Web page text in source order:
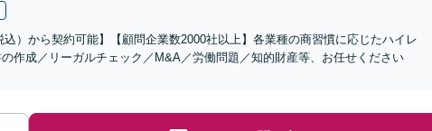
込）から契約可能】【顧問企業数2000社以上】各業種の商習慣に応じたハイレ
作成／リーガルチェック／M&A／労働問題／知的財産等、お任せください